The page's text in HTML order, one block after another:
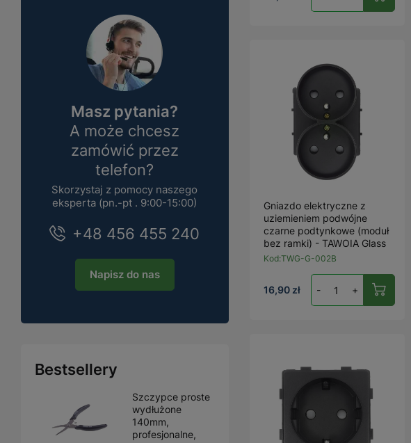
Masz pytania?
A może chcesz
zamówić przez
telefon?
Skorzystaj z pomocy naszego
eksperta (pn.-pt . 9:00-15:00)
+48 456 455 240
Napisz do nas
Bestsellery
Szczypce proste
wydłużone
140mm,
profesjonalne,
Gniazdo elektryczne z
uziemieniem podwójne
czarne podtynkowe (moduł
bez ramki) - TAWOIA Glass
Kod:TWG-G-002B
16,90 zł - +